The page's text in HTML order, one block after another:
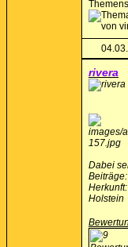
rivera
Dabei
Holstein